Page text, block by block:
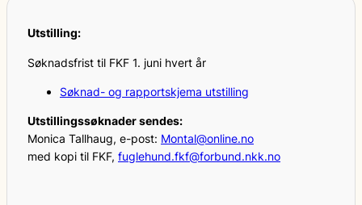
Utstilling:
Søknadsfrist til FKF 1. juni hvert år
Søknad- og rapportskjema utstilling
Utstillingssøknader sendes:
Monica Tallhaug, e-post: Montal@online.no
med kopi til FKF, fuglehund.fkf@forbund.nkk.no